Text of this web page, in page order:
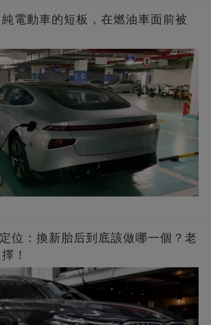
電動車的短板，在燃油車面前被
位：換新胎后到底該做哪一個？老
！